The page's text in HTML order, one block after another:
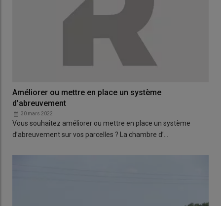
Améliorer ou mettre en place un système
d’abreuvement
30 mars 2022
Vous souhaitez améliorer ou mettre en place un système
d’abreuvement sur vos parcelles ? La chambre d’…